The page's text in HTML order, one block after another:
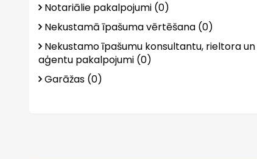
Notariālie pakalpojumi (0)
Nekustamā īpašuma vērtēšana (0)
Nekustamo īpašumu konsultantu, rieltora un
aģentu pakalpojumi (0)
Garāžas (0)